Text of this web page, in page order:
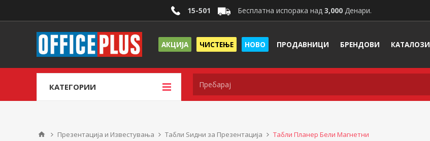
15-501 Бесплатна испорака над 3,000 Денари.
АКЦИЈА ЧИСТЕЊЕ НОВО ПРОДАВНИЦИ БРЕНДОВИ КАТАЛОЗИ
КАТЕГОРИИ
Презентација и Известувања Табли Ѕидни за Презентација Табли Планер Бели Магнетни